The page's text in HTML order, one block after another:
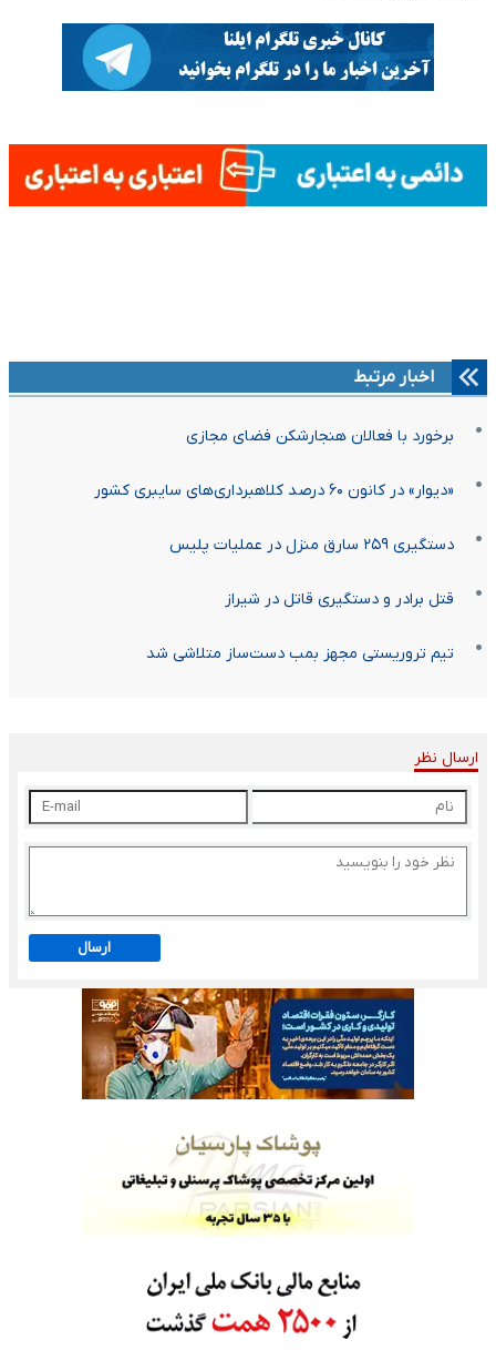
اخبار مرتبط
برخورد با فعالان هنجارشکن فضای مجازی
«دیوار» در کانون ۶۰ درصد کلاهبرداری‌های سایبری کشور
دستگیری ۲۵۹ سارق منزل در عملیات پلیس
قتل برادر و دستگیری قاتل در شیراز
تیم تروریستی مجهز بمب دست‌ساز متلاشی شد
ارسال نظر
ارسال